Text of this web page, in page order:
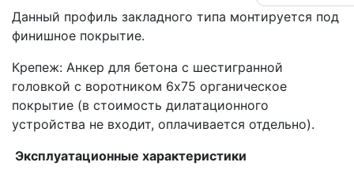
Данный профиль закладного типа монтируется под
финишное покрытие.
Крепеж: Анкер для бетона с шестигранной
головкой с воротником 6х75 органическое
покрытие (в стоимость дилатационного
устройства не входит, оплачивается отдельно).
Эксплуатационные характеристики